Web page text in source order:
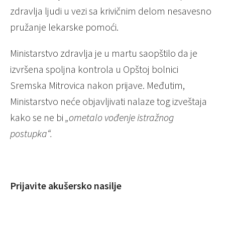
zdravlja ljudi u vezi sa krivičnim delom nesavesno
pružanje lekarske pomoći.
Ministarstvo zdravlja je u martu saopštilo da je
izvršena spoljna kontrola u Opštoj bolnici
Sremska Mitrovica nakon prijave. Međutim,
Ministarstvo neće objavljivati nalaze tog izveštaja
kako se ne bi „ometalo vođenje istražnog
postupka“.
Prijavite akušersko nasilje